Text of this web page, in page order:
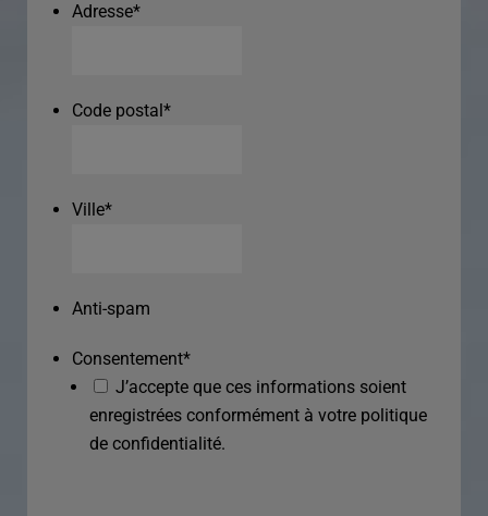
Adresse*
Code postal*
Ville*
Anti-spam
Consentement*
J’accepte que ces informations soient
enregistrées conformément à votre politique
de confidentialité.